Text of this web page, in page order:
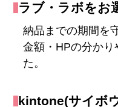
ラブ・ラボをお
納品までの期間を
金額・HPの分かり
た。
kintone(サイボ